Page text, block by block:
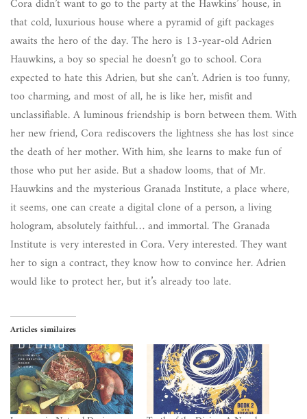
Cora didn’t want to go to the party at the Hawkins’ house, in
that cold, luxurious house where a pyramid of gift packages
awaits the hero of the day. The hero is 13-year-old Adrien
Hauwkins, a boy so special he doesn’t go to school. Cora
expected to hate this Adrien, but she can’t. Adrien is too funny,
too charming, and most of all, he is like her, misfit and
unclassifiable. A luminous friendship is born between them. With
her new friend, Cora rediscovers the lightness she has lost since
the death of her mother. With him, she learns to make fun of
those who put her aside. But a shadow looms, that of Mr.
Hauwkins and the mysterious Granada Institute, a place where,
it seems, one can create a digital clone of a person, a living
hologram, absolutely faithful… and immortal. The Granada
Institute is very interested in Cora. Very interested. They want
her to sign a contract, they know how to convince her. Adrien
would like to protect her, but it’s already too late.
Articles similaires